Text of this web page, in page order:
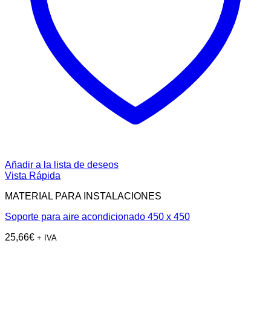
Añadir a la lista de deseos
Vista Rápida
MATERIAL PARA INSTALACIONES
Soporte para aire acondicionado 450 x 450
25,66€ + IVA